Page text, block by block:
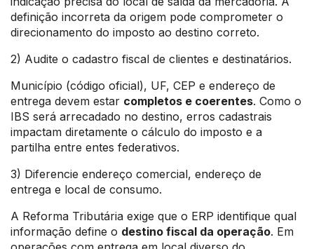
definição incorreta da origem pode comprometer o
direcionamento do imposto ao destino correto.
2) Audite o cadastro fiscal de clientes e destinatários.
Município (código oficial), UF, CEP e endereço de
entrega devem estar completos e coerentes. Como o
IBS será arrecadado no destino, erros cadastrais
impactam diretamente o cálculo do imposto e a
partilha entre entes federativos.
3) Diferencie endereço comercial, endereço de
entrega e local de consumo.
A Reforma Tributária exige que o ERP identifique qual
informação define o destino fiscal da operação. Em